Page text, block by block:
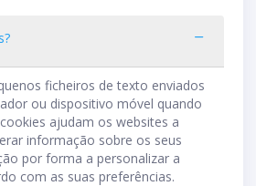
ficheiros de texto enviados
ou dispositivo móvel quando
ajudam os websites a
informação sobre os seus
por forma a personalizar a
com as suas preferências.